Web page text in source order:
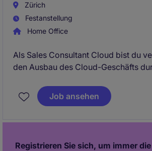
Zürich
Festanstellung
Home Office
Als Sales Consultant Cloud bist du
den Ausbau des Cloud-Geschäfts
Pipeline-Management. Dabei berätst
modernen Cloud- und Workplace-
Job ansehen
Registrieren Sie sich, um immer